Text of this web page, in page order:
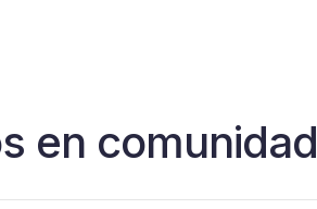
en comunidad